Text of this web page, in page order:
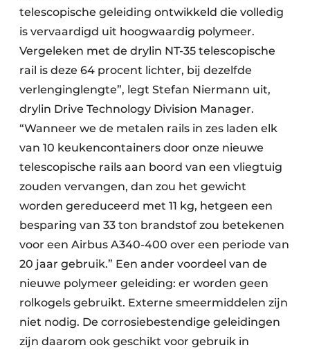
telescopische geleiding ontwikkeld die volledig
is vervaardigd uit hoogwaardig polymeer.
Vergeleken met de drylin NT-35 telescopische
rail is deze 64 procent lichter, bij dezelfde
verlenginglengte”, legt Stefan Niermann uit,
drylin Drive Technology Division Manager.
“Wanneer we de metalen rails in zes laden elk
van 10 keukencontainers door onze nieuwe
telescopische rails aan boord van een vliegtuig
zouden vervangen, dan zou het gewicht
worden gereduceerd met 11 kg, hetgeen een
besparing van 33 ton brandstof zou betekenen
voor een Airbus A340-400 over een periode van
20 jaar gebruik.” Een ander voordeel van de
nieuwe polymeer geleiding: er worden geen
rolkogels gebruikt. Externe smeermiddelen zijn
niet nodig. De corrosiebestendige geleidingen
zijn daarom ook geschikt voor gebruik in